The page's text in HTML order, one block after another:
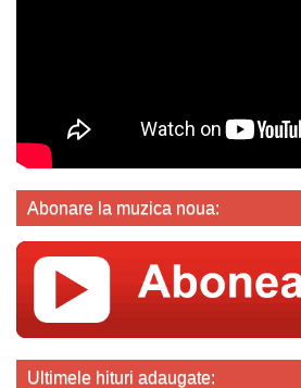
Abonare la muzica noua:
Ultimele hituri adaugate: